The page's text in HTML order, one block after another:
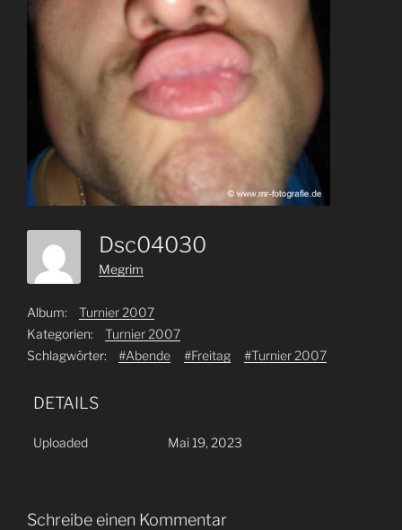
Dsc04030
Megrim
Album:
Turnier 2007
Kategorien:
Turnier 2007
Schlagwörter:
#Abende #Freitag #Turnier 2007
DETAILS
Uploaded Mai 19, 2023
Schreibe einen Kommentar